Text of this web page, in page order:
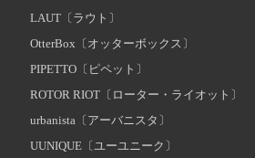
LAUT〔ラウト〕
OtterBox〔オッターボックス〕
PIPETTO〔ピペット〕
ROTOR RIOT〔ローター・ライオット〕
urbanista〔アーバニスタ〕
UUNIQUE〔ユーユニーク〕